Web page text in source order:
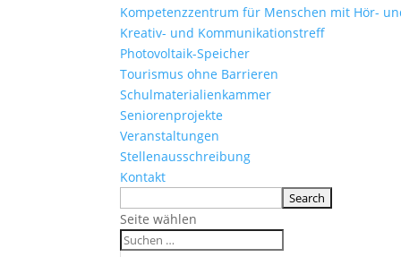
Kompetenzzentrum für Menschen mit Hör-
Kreativ- und Kommunikationstreff
Photovoltaik-Speicher
Tourismus ohne Barrieren
Schulmaterialienkammer
Seniorenprojekte
Veranstaltungen
Stellenausschreibung
Kontakt
Seite wählen